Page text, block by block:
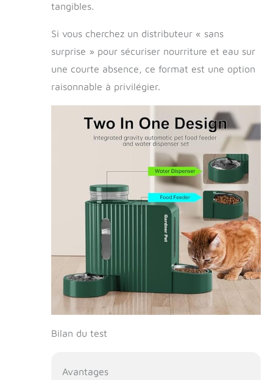
uniquement). Le
fond de la
coussinets en
caoutchouc
pour éviter d'être
déplacés et
renversés. Nous
vous
recommandons de
le nettoyer une
fois par semaine
et de vérifier
régulièrement les
aliments.
tangibles.
Si vous cherchez un distributeur « sans
surprise » pour sécuriser nourriture et eau sur
une courte absence, ce format est une option
raisonnable à privilégier.
Bilan du test
Avantages